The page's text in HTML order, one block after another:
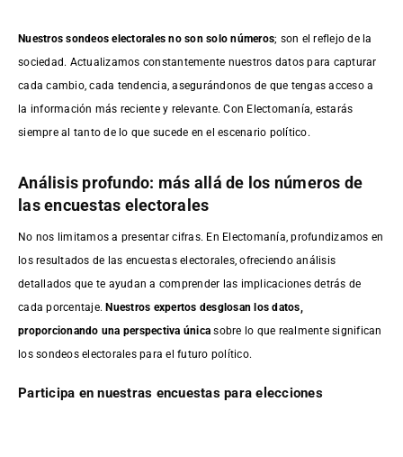
Nuestros sondeos electorales no son solo números; son el reflejo de la
sociedad. Actualizamos constantemente nuestros datos para capturar
cada cambio, cada tendencia, asegurándonos de que tengas acceso a
la información más reciente y relevante. Con Electomanía, estarás
siempre al tanto de lo que sucede en el escenario político.
Análisis profundo: más allá de los números de
las encuestas electorales
No nos limitamos a presentar cifras. En Electomanía, profundizamos en
los resultados de las encuestas electorales, ofreciendo análisis
detallados que te ayudan a comprender las implicaciones detrás de
cada porcentaje.Nuestros expertos desglosan los datos,
proporcionando una perspectiva única sobre lo que realmente significan
los sondeos electorales para el futuro político.
Participa en nuestras encuestas para elecciones